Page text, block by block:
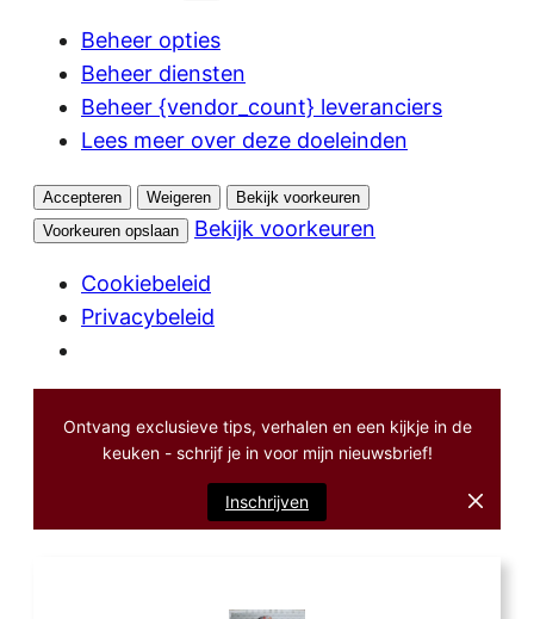
Beheer opties
Beheer diensten
Beheer {vendor_count} leveranciers
Lees meer over deze doeleinden
Accepteren Weigeren
Bekijk voorkeuren
Voorkeuren opslaan
Bekijk voorkeuren
Cookiebeleid
Privacybeleid
Ontvang exclusieve tips, verhalen en een kijkje in de
keuken - schrijf je in voor mijn nieuwsbrief!
Inschrijven